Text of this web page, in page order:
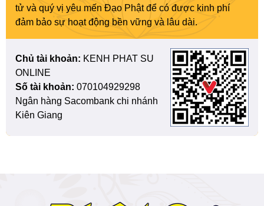
tử và quý vị yêu mến Đạo Phật để có được kinh phí
đảm bảo sự hoạt động bền vững và lâu dài.
Chủ tài khoản: KENH PHAT SU
ONLINE
Số tài khoản: 070104929298
Ngân hàng Sacombank chi nhánh
Kiên Giang